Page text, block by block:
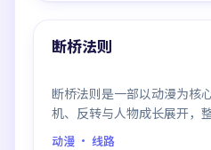
最新
断桥法则
断桥法则是一部以动漫为核
机、反转与人物成长展开，
观看。
动漫 · 线路